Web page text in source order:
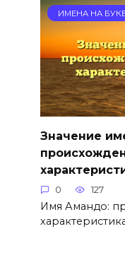
ИМЕНА НА
Значение
0 127
Имя Амандо: